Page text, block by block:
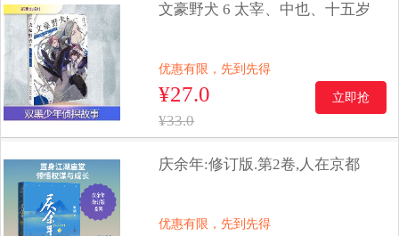
文豪野犬 6 太宰、中也、十五岁
优惠有限，先到先得
¥27.0
¥33.0
立即抢
庆余年:修订版.第2卷,人在京都
优惠有限，先到先得